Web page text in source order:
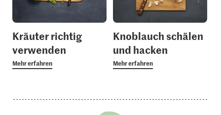
Kräuter richtig
verwenden
Mehr erfahren
Knoblauch schälen
und hacken
Mehr erfahren